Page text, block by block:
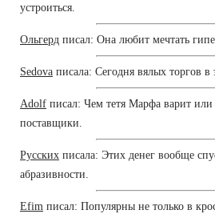
устроиться.
Ольгерд писал: Она любит мечтать
Sedova писала: Сегодня вялых торгов в
Adolf писал: Чем тетя Марфа варит
поставщики.
Русских писала: Этих денег вообще
абразивности.
Efim писал: Популярны не только в